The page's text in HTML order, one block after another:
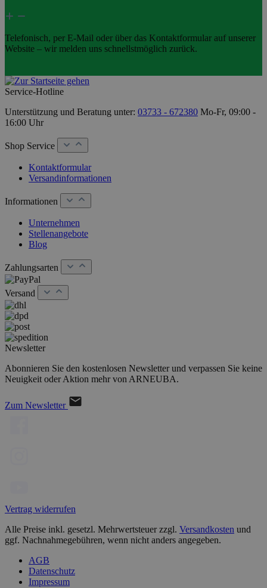
Telefonisch, per E-Mail oder über das Kontaktformular auf unserer
Website – wir melden uns schnellstmöglich zurück.
Service-Hotline
Unterstützung und Beratung unter: 03733 - 672380 Mo-Fr, 09:00 -
16:00 Uhr
Shop Service
Kontaktformular
Versandinformationen
Informationen
Unternehmen
Stellenangebote
Blog
Zahlungsarten
Versand
Newsletter
Abonnieren Sie den kostenlosen Newsletter und verpassen Sie keine
Neuigkeit oder Aktion mehr von ARNEUBA.
Zum Newsletter
Vertrag widerrufen
Alle Preise inkl. gesetzl. Mehrwertsteuer zzgl. Versandkosten und
ggf. Nachnahmegebühren, wenn nicht anders angegeben.
AGB
Datenschutz
Impressum